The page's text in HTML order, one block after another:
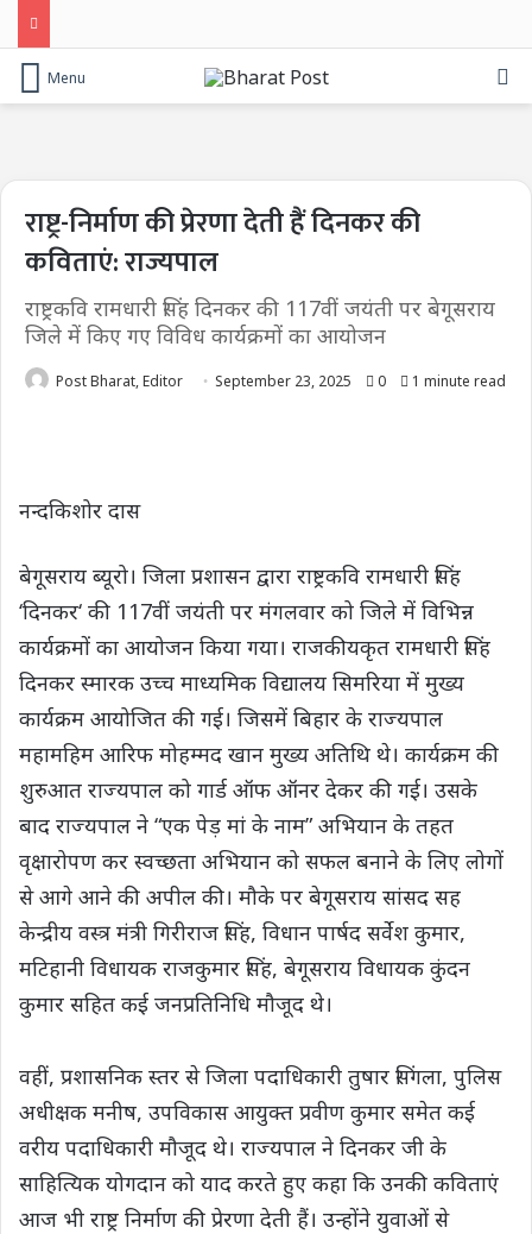
Menu
राष्ट्र-निर्माण की प्रेरणा देती हैं दिनकर की
कविताएं: राज्यपाल
राष्ट्रकवि रामधारी सिंह दिनकर की 117वीं जयंती पर बेगूसराय
जिले में किए गए विविध कार्यक्रमों का आयोजन
Post Bharat, Editor September 23, 2025 0 1 minute read
नन्दकिशोर दास
बेगूसराय ब्यूरो। जिला प्रशासन द्वारा राष्ट्रकवि रामधारी सिंह
‘दिनकर‘ की 117वीं जयंती पर मंगलवार को जिले में विभिन्न
कार्यक्रमों का आयोजन किया गया। राजकीयकृत रामधारी सिंह
दिनकर स्मारक उच्च माध्यमिक विद्यालय सिमरिया में मुख्य
कार्यक्रम आयोजित की गई। जिसमें बिहार के राज्यपाल
महामहिम आरिफ मोहम्मद खान मुख्य अतिथि थे। कार्यक्रम की
शुरुआत राज्यपाल को गार्ड ऑफ ऑनर देकर की गई। उसके
बाद राज्यपाल ने “एक पेड़ मां के नाम” अभियान के तहत
वृक्षारोपण कर स्वच्छता अभियान को सफल बनाने के लिए लोगों
से आगे आने की अपील की। मौके पर बेगूसराय सांसद सह
केन्द्रीय वस्त्र मंत्री गिरीराज सिंह, विधान पार्षद सर्वेश कुमार,
मटिहानी विधायक राजकुमार सिंह, बेगूसराय विधायक कुंदन
कुमार सहित कई जनप्रतिनिधि मौजूद थे।
वहीं, प्रशासनिक स्तर से जिला पदाधिकारी तुषार सिंगला, पुलिस
अधीक्षक मनीष, उपविकास आयुक्त प्रवीण कुमार समेत कई
वरीय पदाधिकारी मौजूद थे। राज्यपाल ने दिनकर जी के
साहित्यिक योगदान को याद करते हुए कहा कि उनकी कविताएं
आज भी राष्ट्र निर्माण की प्रेरणा देती हैं। उन्होंने युवाओं से